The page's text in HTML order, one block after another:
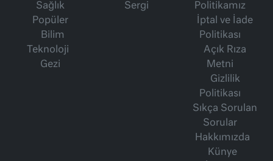
Sağlık
Popüler
Bilim
Teknoloji
Gezi
Sergi
Politikamız
İptal ve İade
Politikası
Açık Rıza
Metni
Gizlilik
Politikası
Sıkça Sorulan
Sorular
Hakkımızda
Künye